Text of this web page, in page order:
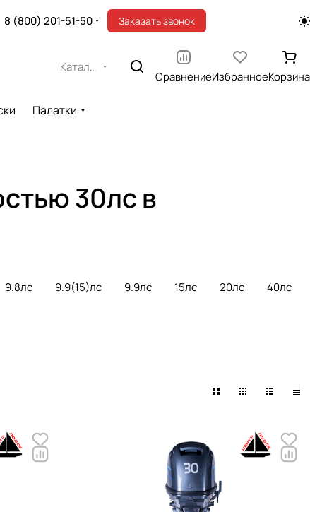
8 (800) 201-51-50 Заказать звонок
Каталог
СравнениеИзбранноеКорзина
Палатки
30лс в
9.8лс 9.9(15)лс 9.9лс 15лс 20лс
40лс